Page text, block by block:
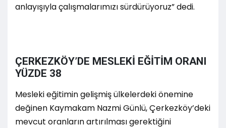
anlayışıyla çalışmalarımızı sürdürüyoruz” dedi.
ÇERKEZKÖY’DE MESLEKİ EĞİTİM ORANI
YÜZDE 38
Mesleki eğitimin gelişmiş ülkelerdeki önemine
değinen Kaymakam Nazmi Günlü, Çerkezköy’deki
mevcut oranların artırılması gerektiğini